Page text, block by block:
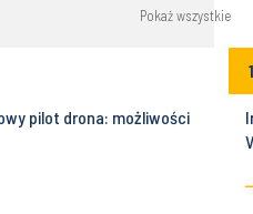
Pokaż wszystkie
pilot drona: możliwości